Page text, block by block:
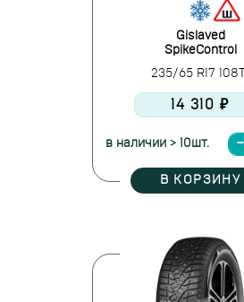
Gislaved
SpikeControl
235/65 R17 108T
14 310 ₽
в наличии > 10шт.
В КОРЗИНУ